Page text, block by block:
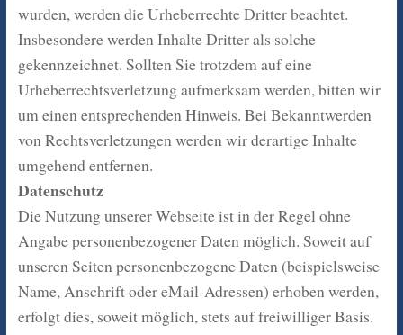
wurden, werden die Urheberrechte Dritter beachtet.
Insbesondere werden Inhalte Dritter als solche
gekennzeichnet. Sollten Sie trotzdem auf eine
Urheberrechtsverletzung aufmerksam werden, bitten wir
um einen entsprechenden Hinweis. Bei Bekanntwerden
von Rechtsverletzungen werden wir derartige Inhalte
umgehend entfernen.
Datenschutz
Die Nutzung unserer Webseite ist in der Regel ohne
Angabe personenbezogener Daten möglich. Soweit auf
unseren Seiten personenbezogene Daten (beispielsweise
Name, Anschrift oder eMail-Adressen) erhoben werden,
erfolgt dies, soweit möglich, stets auf freiwilliger Basis.